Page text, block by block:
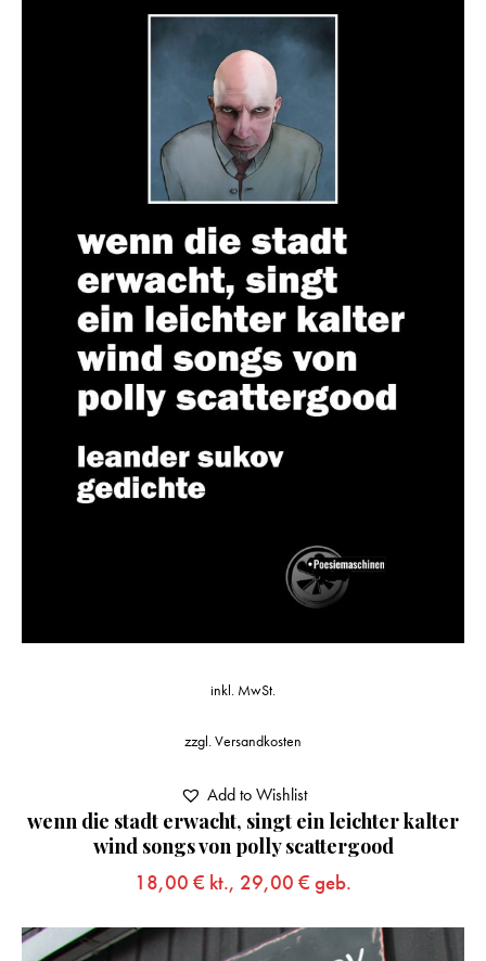
wenn die stadt erwacht, singt ein leichter kalter
wind songs von polly scattergood
18,00 € kt., 29,00 € geb.
inkl. MwSt.
zzgl. Versandkosten
Add to Wishlist